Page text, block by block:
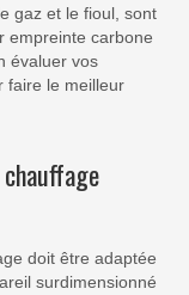
gaz et le fioul, sont
empreinte carbone
évaluer vos
faire le meilleur
doit être adaptée
surdimensionné